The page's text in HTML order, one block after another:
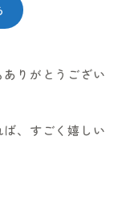
りがとうござい
、すごく嬉しい